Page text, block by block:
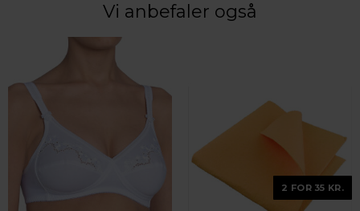
Vi anbefaler også
2 FOR 35 KR.